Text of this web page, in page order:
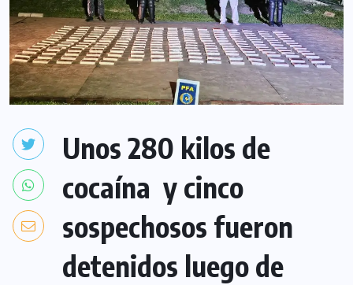
Unos 280 kilos de
cocaína y cinco
sospechosos fueron
detenidos luego de